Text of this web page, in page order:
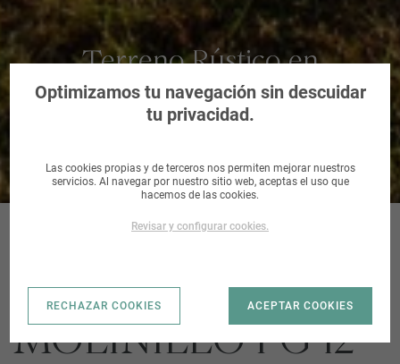
Terreno Rústico en
Almendralejo, Badajoz
RÚSTICO PARAJE
MOLINILLO PG 12
Optimizamos tu navegación sin descuidar
tu privacidad.
Las cookies propias y de terceros nos permiten mejorar nuestros
servicios. Al navegar por nuestro sitio web, aceptas el uso que
hacemos de las cookies.
Revisar y configurar cookies.
RECHAZAR COOKIES ACEPTAR COOKIES